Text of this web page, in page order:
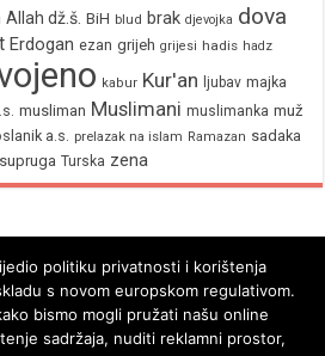
Allah dž.š. BiH blud brak djevojka dova
Erdogan ezan grijeh grijesi hadis hadz
kabur Kur'an ljubav majka
musliman Muslimani muslimanka muž
a.s. prelazak na islam Ramazan sadaka
supruga Turska zena
politiku privatnosti i korištenja
s novom europskom regulativom.
bismo mogli pružati našu online
sadržaja, nuditi reklamni prostor,